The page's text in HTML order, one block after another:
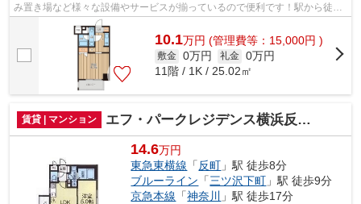
み置き場など様々な設備やサービスが揃っているので便利です！駅から徒歩
5分というアクセス良好な駅近物件はい...
10.1万円 (管理費等：15,000円 )
敷金 0万円 礼金 0万円
11階 / 1K / 25.02㎡
賃貸 | マンション エフ・パークレジデンス横浜反町３２６１
14.6万円
東急東横線 「反町 」駅 徒歩8分
ブルーライン 「三ツ沢下町 」駅 徒歩9分
京急本線 「神奈川
」駅 徒歩17分